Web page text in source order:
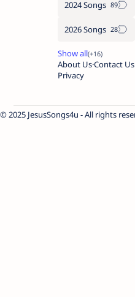
2024 Songs
2026 Songs
About UsContact Us
Privacy